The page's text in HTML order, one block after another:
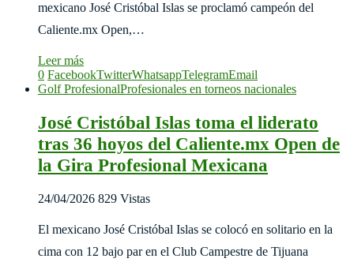
mexicano José Cristóbal Islas se proclamó campeón del
Caliente.mx Open,…
Leer más
0 FacebookTwitterWhatsappTelegramEmail
Golf ProfesionalProfesionales en torneos nacionales
José Cristóbal Islas toma el liderato
tras 36 hoyos del Caliente.mx Open de
la Gira Profesional Mexicana
24/04/2026 829 Vistas
El mexicano José Cristóbal Islas se colocó en solitario en la
cima con 12 bajo par en el Club Campestre de Tijuana